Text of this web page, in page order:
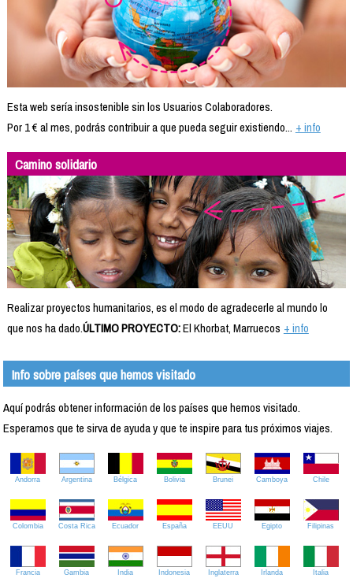
Esta web sería insostenible sin los Usuarios Colaboradores.
Por 1 € al mes, podrás contribuir a que pueda seguir existiendo... + info
Camino solidario
Realizar proyectos humanitarios, es el modo de agradecerle al mundo lo
que nos ha dado.ÚLTIMO PROYECTO:El Khorbat, Marruecos + info
Info sobre países que hemos visitado
Aquí podrás obtener información de los países que hemos visitado.
Esperamos que te sirva de ayuda y que te inspire para tus próximos viajes.
Andorra Argentina Bélgica Bolivia Brunei Camboya Chile
Colombia Costa Rica Ecuador España EEUU Egipto Filipinas
Francia Gambia India Indonesia Inglaterra Irlanda Italia